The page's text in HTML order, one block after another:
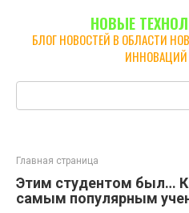
контенту
НОВЫЕ
БЛОГ НОВОСТЕЙ В ОБЛАСТИ
ИННОВАЦИЙ
Главная страница
Этим студентом был…
самым популярным